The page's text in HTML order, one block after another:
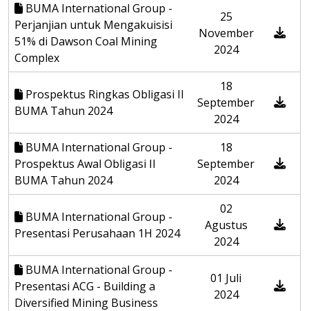
BUMA International Group -
Perjanjian untuk Mengakuisisi
51% di Dawson Coal Mining
Complex
25
November
2024
Prospektus Ringkas Obligasi II
BUMA Tahun 2024
18
September
2024
BUMA International Group -
Prospektus Awal Obligasi II
BUMA Tahun 2024
18
September
2024
BUMA International Group -
Presentasi Perusahaan 1H 2024
02
Agustus
2024
BUMA International Group -
Presentasi ACG - Building a
Diversified Mining Business
01 Juli
2024